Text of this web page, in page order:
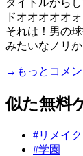
ドオオオオオ
それは！男の
みたいなノリ
→もっとコメ
似た無料
#リメイク
#学園